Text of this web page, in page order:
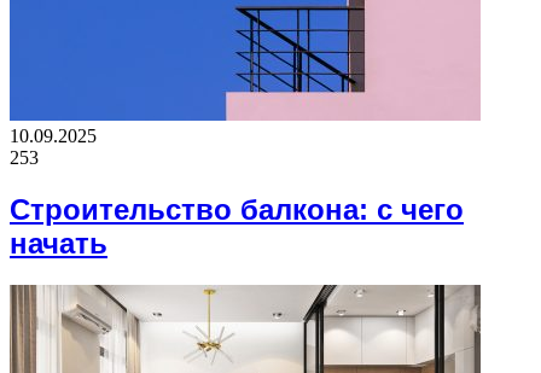
10.09.2025
253
Строительство балкона: с чего
начать